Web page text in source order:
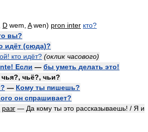
D wem, Awen) pron inter кто?
вы?
идёт (сюда)?
кто идёт? (оклик часового)
Eсли — бы уметь делать это!
чьё?, чьи?
— Кому ты пишешь?
он спрашивает?
разг — Да кому ты это рассказываешь! / Я и